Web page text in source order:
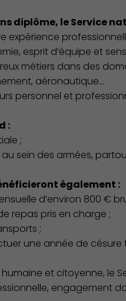
Famille
diplôme, le Service
expérience
esprit d’équipe et
métiers dans des
aéronautique…
personnel et
:
;
sein des armées,
également :
d’environ 800 €
repas pris en charge ;
;
une année de
et citoyenne, le
engagement